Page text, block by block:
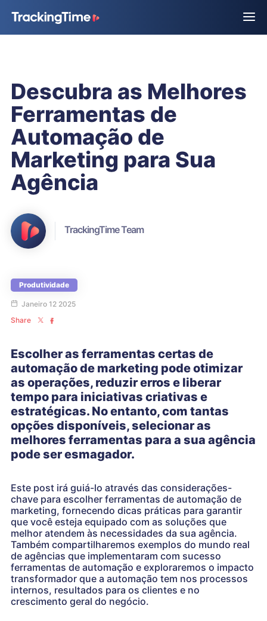
Descubra as Melhores
Ferramentas de
Automação de
Marketing para Sua
Agência
TrackingTime Team
Produtividade
Janeiro 12 2025
Share
Escolher as ferramentas certas de
automação de marketing pode otimizar
as operações, reduzir erros e liberar
tempo para iniciativas criativas e
estratégicas. No entanto, com tantas
opções disponíveis, selecionar as
melhores ferramentas para a sua agência
pode ser esmagador.
Este post irá guiá-lo através das considerações-
chave para escolher ferramentas de automação de
marketing, fornecendo dicas práticas para garantir
que você esteja equipado com as soluções que
melhor atendem às necessidades da sua agência.
Também compartilharemos exemplos do mundo real
de agências que implementaram com sucesso
ferramentas de automação e exploraremos o impacto
transformador que a automação tem nos processos
internos, resultados para os clientes e no
crescimento geral do negócio.